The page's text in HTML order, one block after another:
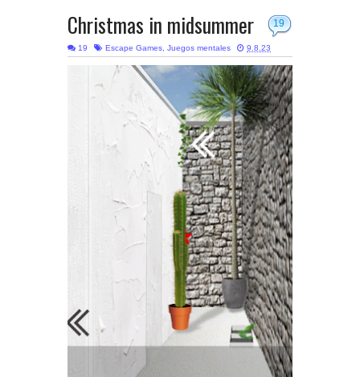
19
Christmas in midsummer
19 Escape Games, Juegos mentales 9.8.23